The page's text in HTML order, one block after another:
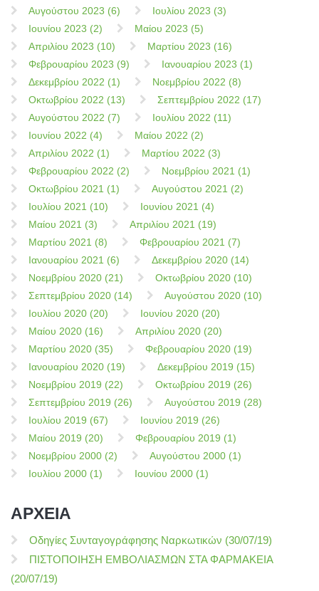
Αυγούστου 2023 (6)
Ιουλίου 2023 (3)
Ιουνίου 2023 (2)
Μαίου 2023 (5)
Απριλίου 2023 (10)
Μαρτίου 2023 (16)
Φεβρουαρίου 2023 (9)
Ιανουαρίου 2023 (1)
Δεκεμβρίου 2022 (1)
Νοεμβρίου 2022 (8)
Οκτωβρίου 2022 (13)
Σεπτεμβρίου 2022 (17)
Αυγούστου 2022 (7)
Ιουλίου 2022 (11)
Ιουνίου 2022 (4)
Μαίου 2022 (2)
Απριλίου 2022 (1)
Μαρτίου 2022 (3)
Φεβρουαρίου 2022 (2)
Νοεμβρίου 2021 (1)
Οκτωβρίου 2021 (1)
Αυγούστου 2021 (2)
Ιουλίου 2021 (10)
Ιουνίου 2021 (4)
Μαίου 2021 (3)
Απριλίου 2021 (19)
Μαρτίου 2021 (8)
Φεβρουαρίου 2021 (7)
Ιανουαρίου 2021 (6)
Δεκεμβρίου 2020 (14)
Νοεμβρίου 2020 (21)
Οκτωβρίου 2020 (10)
Σεπτεμβρίου 2020 (14)
Αυγούστου 2020 (10)
Ιουλίου 2020 (20)
Ιουνίου 2020 (20)
Μαίου 2020 (16)
Απριλίου 2020 (20)
Μαρτίου 2020 (35)
Φεβρουαρίου 2020 (19)
Ιανουαρίου 2020 (19)
Δεκεμβρίου 2019 (15)
Νοεμβρίου 2019 (22)
Οκτωβρίου 2019 (26)
Σεπτεμβρίου 2019 (26)
Αυγούστου 2019 (28)
Ιουλίου 2019 (67)
Ιουνίου 2019 (26)
Μαίου 2019 (20)
Φεβρουαρίου 2019 (1)
Νοεμβρίου 2000 (2)
Αυγούστου 2000 (1)
Ιουλίου 2000 (1)
Ιουνίου 2000 (1)
ΑΡΧΕΙΑ
Οδηγίες Συνταγογράφησης Ναρκωτικών (30/07/19)
ΠΙΣΤΟΠΟΙΗΣΗ ΕΜΒΟΛΙΑΣΜΩΝ ΣΤΑ ΦΑΡΜΑΚΕΙΑ
(20/07/19)